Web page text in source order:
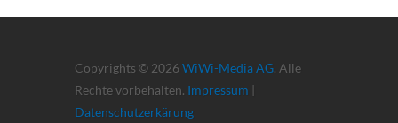
Copyrights © 2026 WiWi-Media AG. Alle
Rechte vorbehalten. Impressum |
Datenschutzerkärung